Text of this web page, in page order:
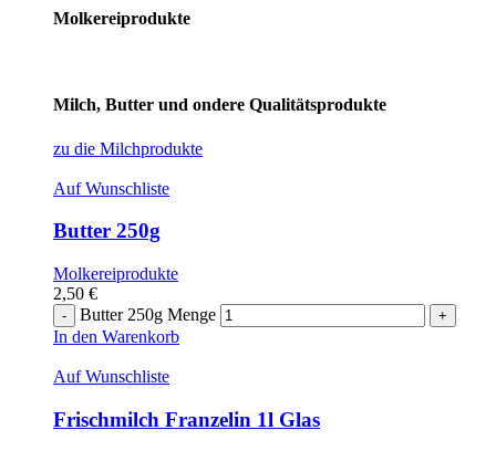
Molkereiprodukte
Milch, Butter und ondere Qualitätsprodukte
zu die Milchprodukte
Auf Wunschliste
Butter 250g
Molkereiprodukte
2,50 €
Butter 250g Menge
In den Warenkorb
Auf Wunschliste
Frischmilch Franzelin 1l Glas